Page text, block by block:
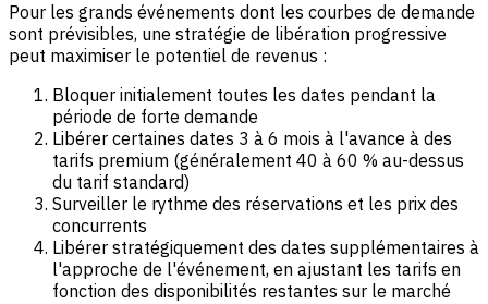
Pour les grands événements dont les courbes de demande
sont prévisibles, une stratégie de libération progressive
peut maximiser le potentiel de revenus :
Bloquer initialement toutes les dates pendant la
période de forte demande
Libérer certaines dates 3 à 6 mois à l'avance à des
tarifs premium (généralement 40 à 60 % au-dessus
du tarif standard)
Surveiller le rythme des réservations et les prix des
concurrents
Libérer stratégiquement des dates supplémentaires à
l'approche de l'événement, en ajustant les tarifs en
fonction des disponibilités restantes sur le marché